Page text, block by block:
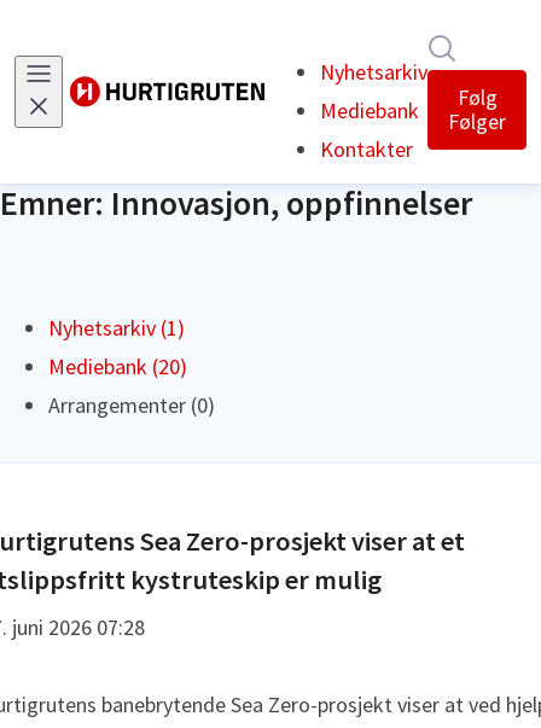
Nyhetsarkiv
Mediebank
Kontakter
Følg
Følger
Emner: Innovasjon, oppfinnelser
Nyhetsarkiv (1)
Mediebank (20)
Arrangementer (0)
Sea Zero-prosjekt viser at et
kystruteskip er mulig
juni 2026 07:28
banebrytende Sea Zero-prosjekt viser at ved